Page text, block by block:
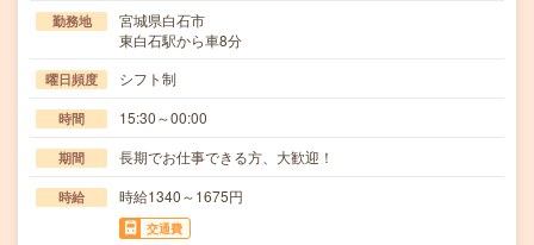
勤務地
宮城県白石市
東白石駅から車8分
曜日頻度 シフト制
時間 15:30～00:00
期間 長期でお仕事できる方、大歓迎！
時給 時給1340～1675円
交通費